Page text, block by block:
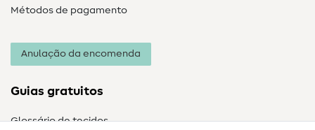
Métodos de pagamento
Anulação da encomenda
Guias gratuitos
Glossário de tecidos